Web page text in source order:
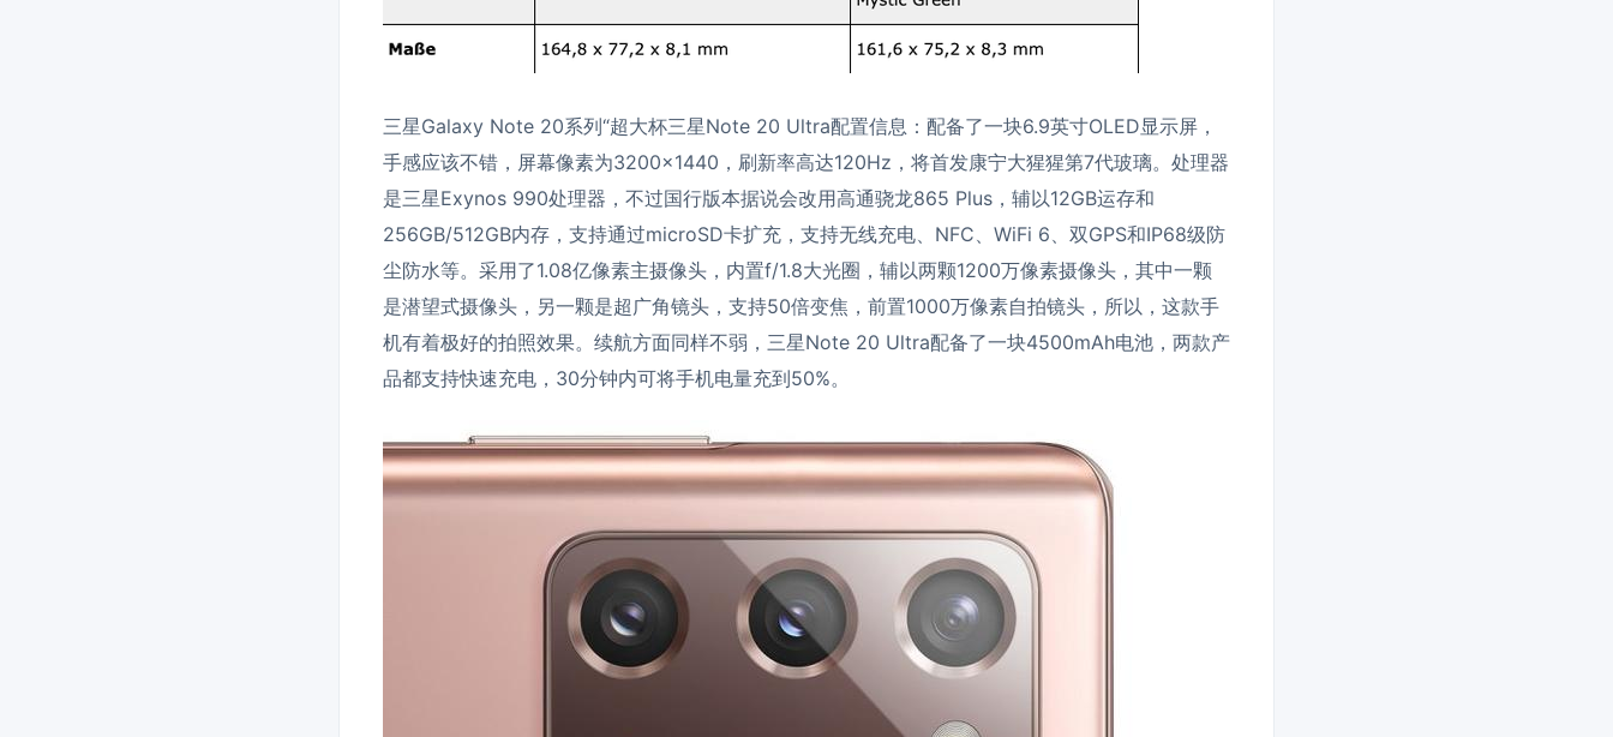
三星Galaxy Note 20系列“超大杯三星Note 20 Ultra配置信息：配备了一块6.9英寸OLED显示屏，
手感应该不错，屏幕像素为3200×1440，刷新率高达120Hz，将首发康宁大猩猩第7代玻璃。处理器
是三星Exynos 990处理器，不过国行版本据说会改用高通骁龙865 Plus，辅以12GB运存和
256GB/512GB内存，支持通过microSD卡扩充，支持无线充电、NFC、WiFi 6、双GPS和IP68级防
尘防水等。采用了1.08亿像素主摄像头，内置f/1.8大光圈，辅以两颗1200万像素摄像头，其中一颗
是潜望式摄像头，另一颗是超广角镜头，支持50倍变焦，前置1000万像素自拍镜头，所以，这款手
机有着极好的拍照效果。续航方面同样不弱，三星Note 20 Ultra配备了一块4500mAh电池，两款产
品都支持快速充电，30分钟内可将手机电量充到50%。